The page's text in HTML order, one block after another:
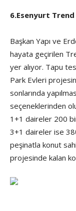
6.Esenyurt Trend
Başkan Yapı ve
hayata geçirilen
yer alıyor. Tapu
Park Evleri
sonlarında
seçeneklerinden
1+1 daireler 200
3+1 daireler ise
peşinatla konut
projesinde kalan